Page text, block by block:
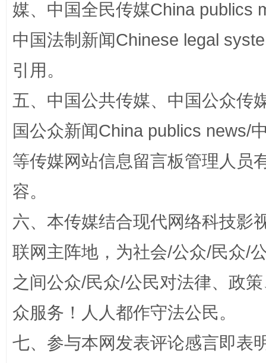
媒、中国全民传媒China publics
中国法制新闻Chinese legal
引用。
五、中国公共传媒、中国公众传
国公众新闻China publics news/
等传媒网站信息留言板管理人员
容。
六、本传媒结合现代网络科技影
联网主阵地，为社会/公众/民众/
之间公众/民众/公民对法律、政
众服务！人人都作守法公民。
七、参与本网发表评论感言即表